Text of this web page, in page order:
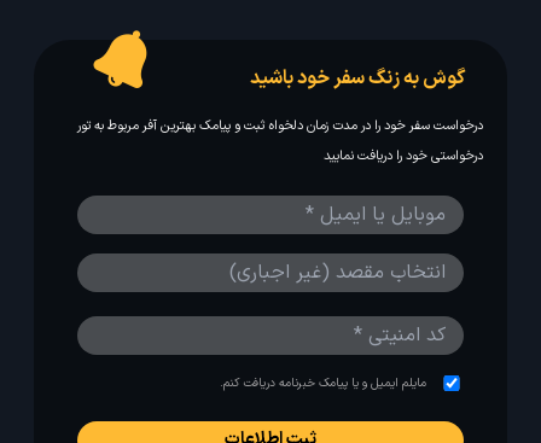
گوش به زنگ سفر خود باشید
درخواست سفر خود را در مدت زمان دلخواه ثبت و پیامک بهترین آفر مربوط به تور
درخواستی خود را دریافت نمایید
مایلم ایمیل و یا پیامک خبرنامه دریافت کنم.